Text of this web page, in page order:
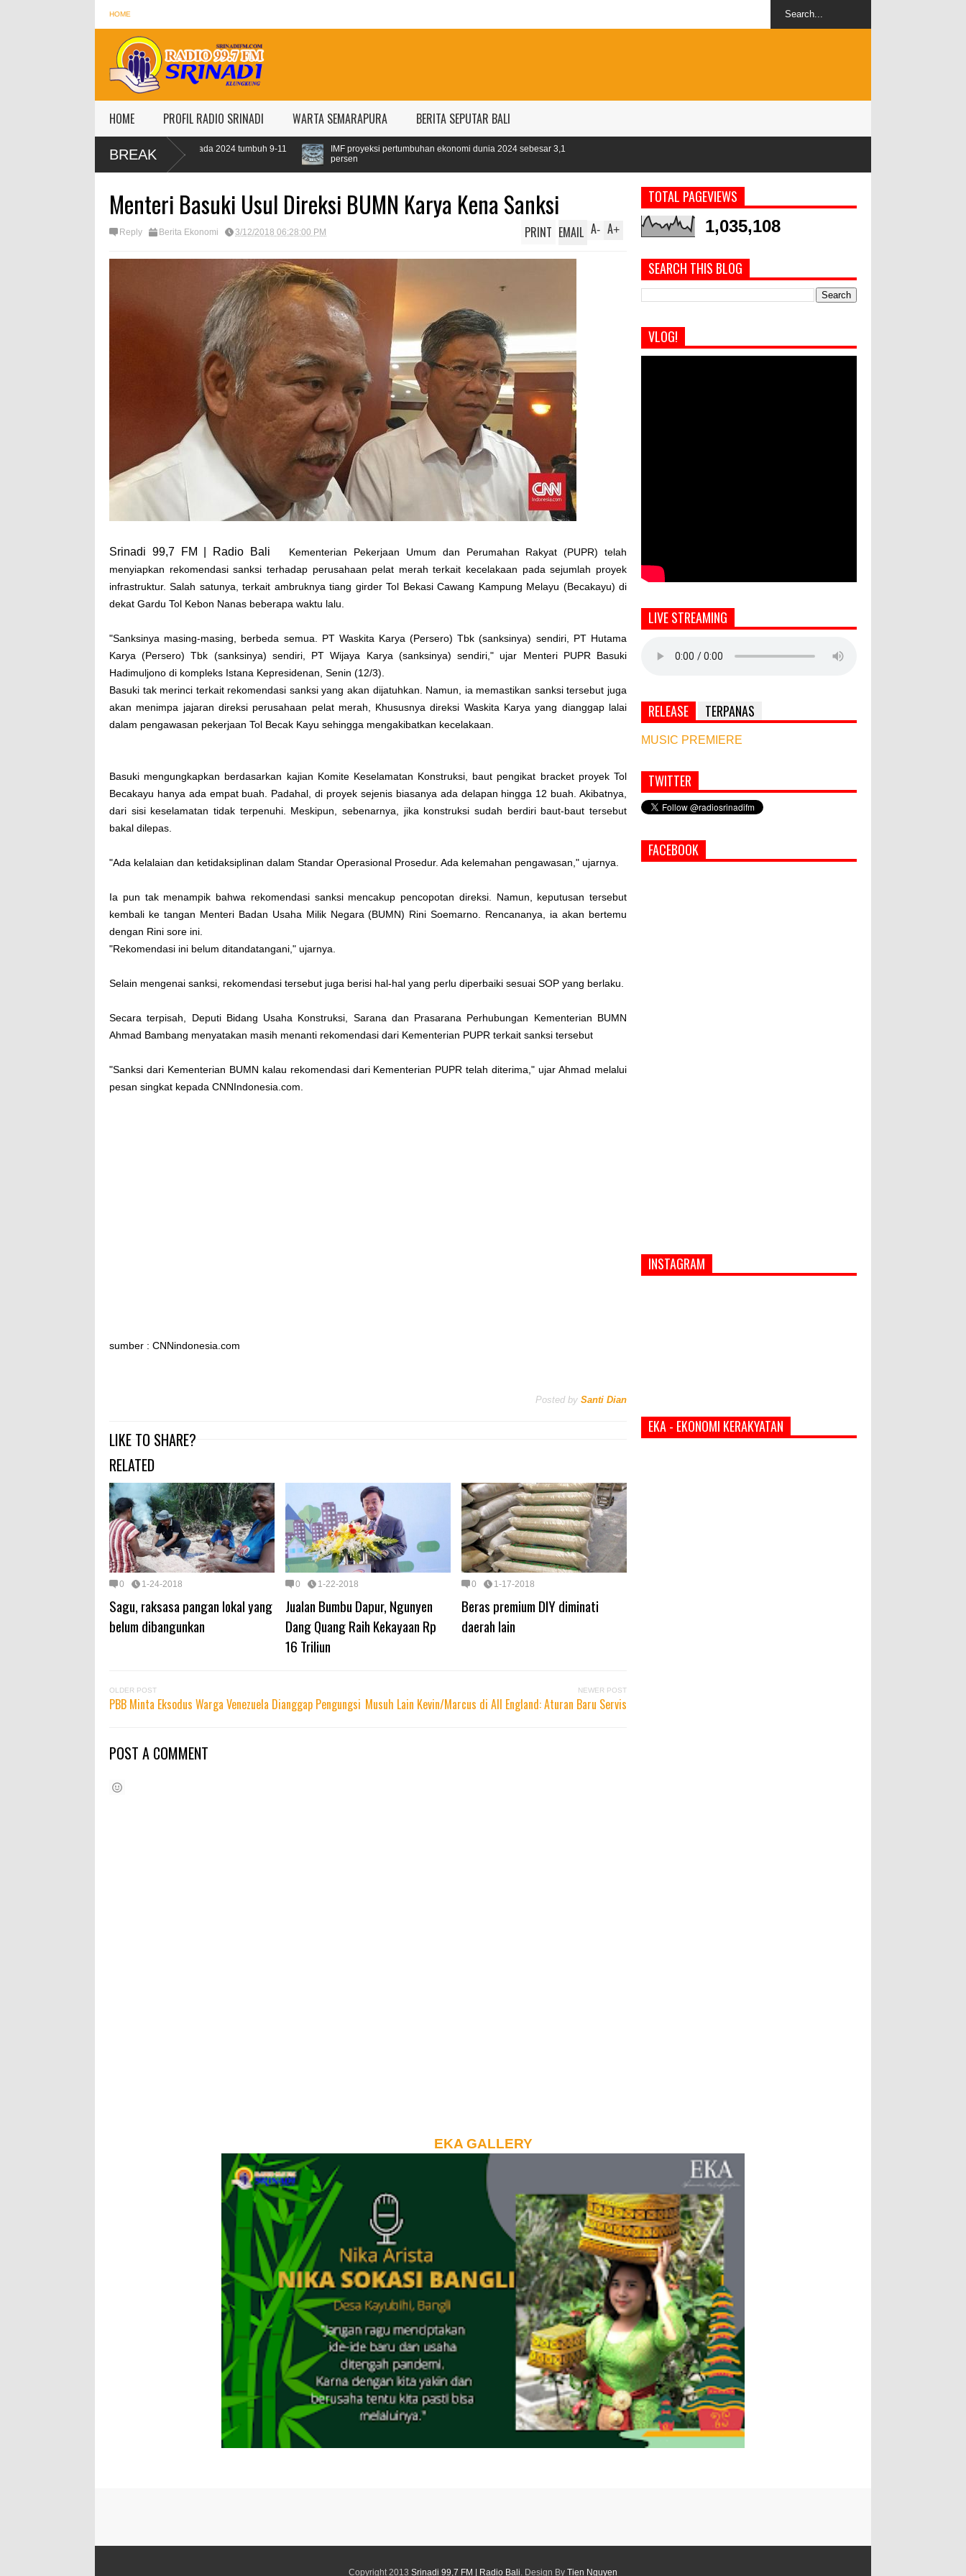
HOME
HOME PROFIL RADIO SRINADI WARTA SEMARAPURA BERITA SEPUTAR BALI
BREAK
kredit perbankan pada 2024 tumbuh 9-11
IMF proyeksi pertumbuhan ekonomi dunia 2024 sebesar 3,1
Menteri Basuki Usul Direksi BUMN Karya Kena Sanksi
Reply Berita Ekonomi 3/12/2018 06:28:00 PM A+
A-
PRINT EMAIL
Srinadi 99,7 FM | Radio Bali Kementerian Pekerjaan Umum dan Perumahan Rakyat (PUPR) telah
menyiapkan rekomendasi sanksi terhadap perusahaan pelat merah terkait kecelakaan pada sejumlah proyek
infrastruktur. Salah satunya, terkait ambruknya tiang girder Tol Bekasi Cawang Kampung Melayu (Becakayu) di
dekat Gardu Tol Kebon Nanas beberapa waktu lalu.
"Sanksinya masing-masing, berbeda semua. PT Waskita Karya (Persero) Tbk (sanksinya) sendiri, PT Hutama
Karya (Persero) Tbk (sanksinya) sendiri, PT Wijaya Karya (sanksinya) sendiri," ujar Menteri PUPR Basuki
Hadimuljono di kompleks Istana Kepresidenan, Senin (12/3).
Basuki tak merinci terkait rekomendasi sanksi yang akan dijatuhkan. Namun, ia memastikan sanksi tersebut juga
akan menimpa jajaran direksi perusahaan pelat merah, Khususnya direksi Waskita Karya yang dianggap lalai
dalam pengawasan pekerjaan Tol Becak Kayu sehingga mengakibatkan kecelakaan.
Basuki mengungkapkan berdasarkan kajian Komite Keselamatan Konstruksi, baut pengikat bracket proyek Tol
Becakayu hanya ada empat buah. Padahal, di proyek sejenis biasanya ada delapan hingga 12 buah. Akibatnya,
dari sisi keselamatan tidak terpenuhi. Meskipun, sebenarnya, jika konstruksi sudah berdiri baut-baut tersebut
bakal dilepas.
"Ada kelalaian dan ketidaksiplinan dalam Standar Operasional Prosedur. Ada kelemahan pengawasan," ujarnya.
Ia pun tak menampik bahwa rekomendasi sanksi mencakup pencopotan direksi. Namun, keputusan tersebut
kembali ke tangan Menteri Badan Usaha Milik Negara (BUMN) Rini Soemarno. Rencananya, ia akan bertemu
dengan Rini sore ini.
"Rekomendasi ini belum ditandatangani," ujarnya.
Selain mengenai sanksi, rekomendasi tersebut juga berisi hal-hal yang perlu diperbaiki sesuai SOP yang berlaku.
Secara terpisah, Deputi Bidang Usaha Konstruksi, Sarana dan Prasarana Perhubungan Kementerian BUMN
Ahmad Bambang menyatakan masih menanti rekomendasi dari Kementerian PUPR terkait sanksi tersebut
"Sanksi dari Kementerian BUMN kalau rekomendasi dari Kementerian PUPR telah diterima," ujar Ahmad melalui
pesan singkat kepada CNNIndonesia.com.
sumber : CNNindonesia.com
Posted by Santi Dian
LIKE TO SHARE?
RELATED
0 1-24-2018
Sagu, raksasa pangan lokal yang
belum dibangunkan
0 1-22-2018
Jualan Bumbu Dapur, Ngunyen
Dang Quang Raih Kekayaan Rp
16 Triliun
0 1-17-2018
Beras premium DIY diminati
daerah lain
OLDER POST
PBB Minta Eksodus Warga Venezuela Dianggap Pengungsi
NEWER POST
Musuh Lain Kevin/Marcus di All England: Aturan Baru Servis
POST A COMMENT
TOTAL PAGEVIEWS
1,035,108
SEARCH THIS BLOG
VLOG!
LIVE STREAMING
RELEASE TERPANAS
MUSIC PREMIERE
Simbol Persahabatan, RI Bangun Islamic Centre
di Afghanistan
PASAR MURAH
TWITTER
FACEBOOK
INSTAGRAM
EKA - EKONOMI KERAKYATAN
EKA GALLERY
Copyright 2013 Srinadi 99,7 FM | Radio Bali . Design By Tien Nguyen